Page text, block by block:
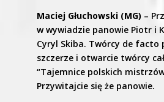
Maciej Głuchowski (MG) –
w wywiadzie panowie Piotr i
Cyryl Skiba. Twórcy de facto
szczerze i otwarcie twórcy
“Tajemnice polskich
Przywitajcie się że panowie.